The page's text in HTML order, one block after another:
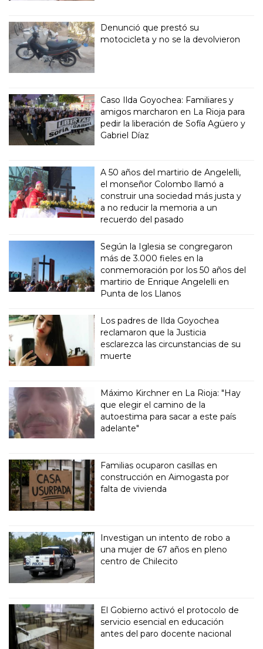
Denunció que prestó su
motocicleta y no se la devolvieron
Caso Ilda Goyochea: Familiares y
amigos marcharon en La Rioja para
pedir la liberación de Sofía Agüero y
Gabriel Díaz
A 50 años del martirio de Angelelli,
el monseñor Colombo llamó a
construir una sociedad más justa y
a no reducir la memoria a un
recuerdo del pasado
Según la Iglesia se congregaron
más de 3.000 fieles en la
conmemoración por los 50 años del
martirio de Enrique Angelelli en
Punta de los Llanos
Los padres de Ilda Goyochea
reclamaron que la Justicia
esclarezca las circunstancias de su
muerte
Máximo Kirchner en La Rioja: "Hay
que elegir el camino de la
autoestima para sacar a este país
adelante"
Familias ocuparon casillas en
construcción en Aimogasta por
falta de vivienda
Investigan un intento de robo a
una mujer de 67 años en pleno
centro de Chilecito
El Gobierno activó el protocolo de
servicio esencial en educación
antes del paro docente nacional